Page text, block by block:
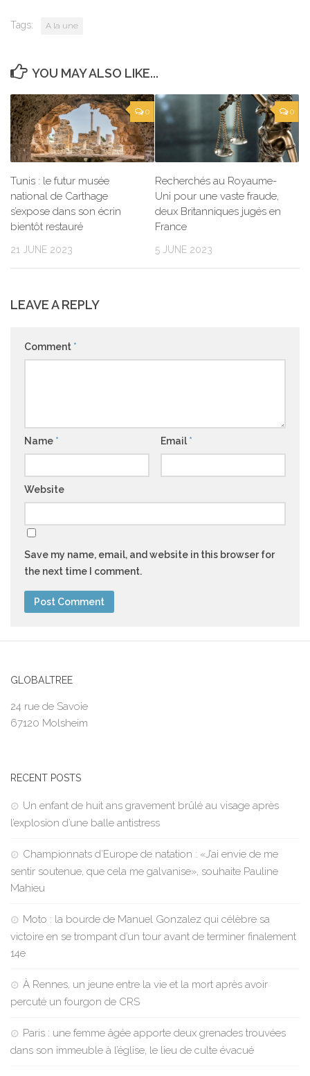
Tags: A la une
YOU MAY ALSO LIKE...
0
Tunis : le futur musée
national de Carthage
s’expose dans son écrin
bientôt restauré
21 JUNE 2023
0
Recherchés au Royaume-
Uni pour une vaste fraude,
deux Britanniques jugés en
France
5 JUNE 2023
LEAVE A REPLY
Comment *
Name * Email *
Website
Save my name, email, and website in this browser for
the next time I comment.
GLOBALTREE
24 rue de Savoie
67120 Molsheim
RECENT POSTS
Un enfant de huit ans gravement brûlé au visage après
l’explosion d’une balle antistress
Championnats d’Europe de natation : «J’ai envie de me
sentir soutenue, que cela me galvanise», souhaite Pauline
Mahieu
Moto : la bourde de Manuel Gonzalez qui célèbre sa
victoire en se trompant d’un tour avant de terminer finalement
14e
À Rennes, un jeune entre la vie et la mort après avoir
percuté un fourgon de CRS
Paris : une femme âgée apporte deux grenades trouvées
dans son immeuble à l’église, le lieu de culte évacué